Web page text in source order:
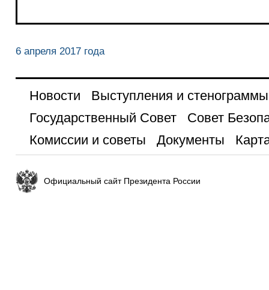
6 апреля 2017 года
Новости
Выступления и стенограммы
Государственный Совет
Совет
Комиссии и советы
Документы
Официальный сайт Президента России